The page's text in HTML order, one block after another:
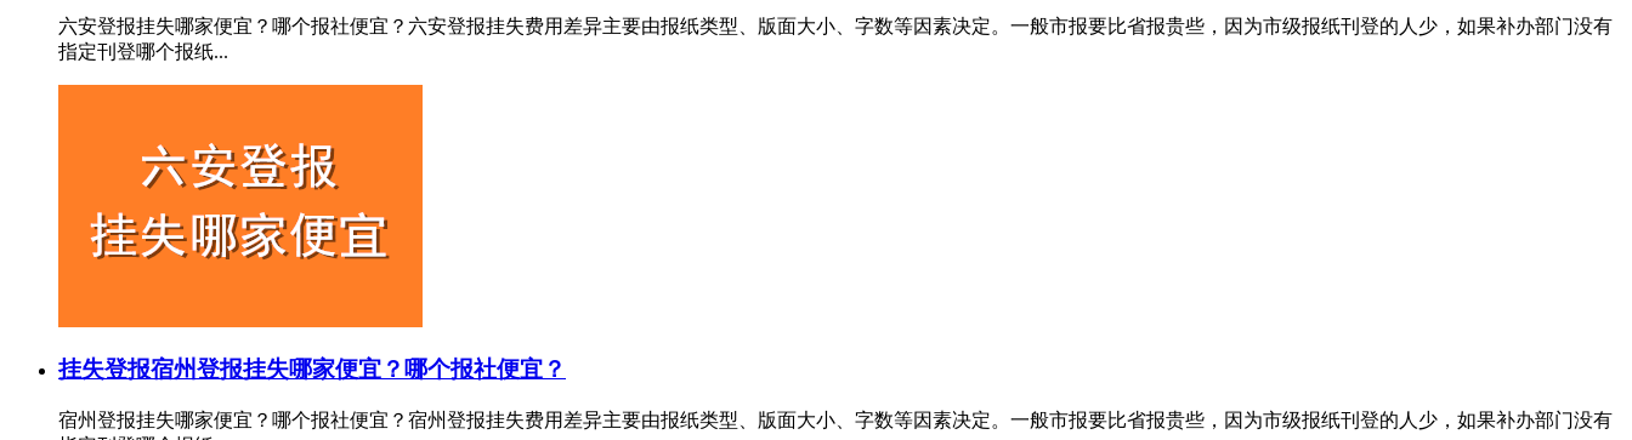
六安登报挂失哪家便宜？哪个报社便宜？六安登报挂失费用差异主要由报纸类型、版面大小、字数等因素决定。一般市报要比省报贵些，因为市级报纸刊登的人少，如果补办部门没有
指定刊登哪个报纸...
挂失登报宿州登报挂失哪家便宜？哪个报社便宜？
宿州登报挂失哪家便宜？哪个报社便宜？宿州登报挂失费用差异主要由报纸类型、版面大小、字数等因素决定。一般市报要比省报贵些，因为市级报纸刊登的人少，如果补办部门没有